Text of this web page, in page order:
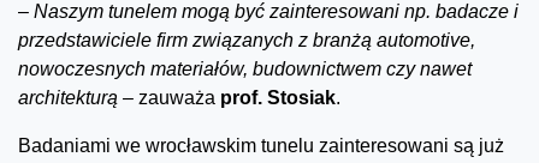
– Naszym tunelem mogą być zainteresowani np. badacze i
przedstawiciele firm związanych z branżą automotive,
nowoczesnych materiałów, budownictwem czy nawet
architekturą – zauważa prof. Stosiak.
Badaniami we wrocławskim tunelu zainteresowani są już